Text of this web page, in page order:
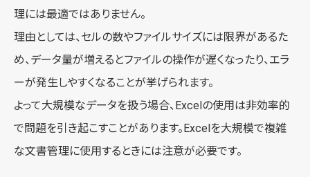
理には最適ではありません。
理由としては、セルの数やファイルサイズには限界があるた
め、データ量が増えるとファイルの操作が遅くなったり、エラ
ーが発生しやすくなることが挙げられます。
よって大規模なデータを扱う場合、Excelの使用は非効率的
で問題を引き起こすことがあります。Excelを大規模で複雑
な文書管理に使用するときには注意が必要です。